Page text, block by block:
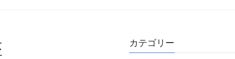
カテゴリー